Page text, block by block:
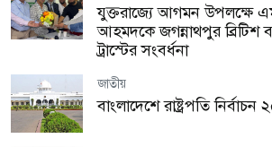
যুক্তরাজ্যে আগমন উপলক্ষে
আহমদকে জগন্নাথপুর ব্রিটিশ
ট্রাস্টের সংবর্ধনা
জাতীয়
বাংলাদেশে রাষ্ট্রপতি